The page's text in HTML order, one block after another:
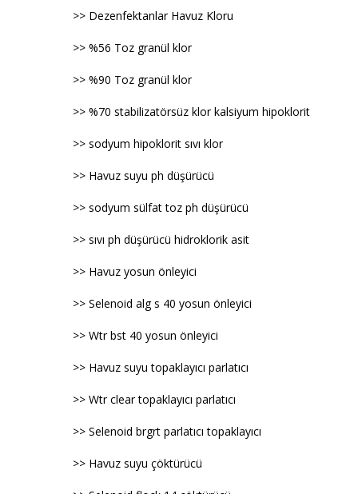
>> Dezenfektanlar Havuz Kloru
>> %56 Toz granül klor
>> %90 Toz granül klor
>> %70 stabilizatörsüz klor kalsiyum hipoklorit
>> sodyum hipoklorit sıvı klor
>> Havuz suyu ph düşürücü
>> sodyum sülfat toz ph düşürücü
>> sıvı ph düşürücü hidroklorik asit
>> Havuz yosun önleyici
>> Selenoid alg s 40 yosun önleyici
>> Wtr bst 40 yosun önleyici
>> Havuz suyu topaklayıcı parlatıcı
>> Wtr clear topaklayıcı parlatıcı
>> Selenoid brgrt parlatıcı topaklayıcı
>> Havuz suyu çöktürücü